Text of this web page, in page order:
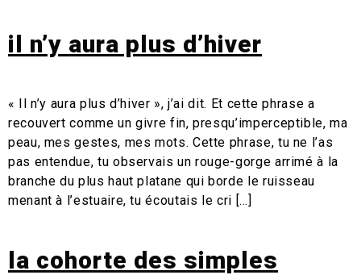
il n’y aura plus d’hiver
« Il n’y aura plus d’hiver », j’ai dit. Et cette phrase a
recouvert comme un givre fin, presqu’imperceptible, ma
peau, mes gestes, mes mots. Cette phrase, tu ne l’as
pas entendue, tu observais un rouge-gorge arrimé à la
branche du plus haut platane qui borde le ruisseau
menant à l’estuaire, tu écoutais le cri […]
la cohorte des simples